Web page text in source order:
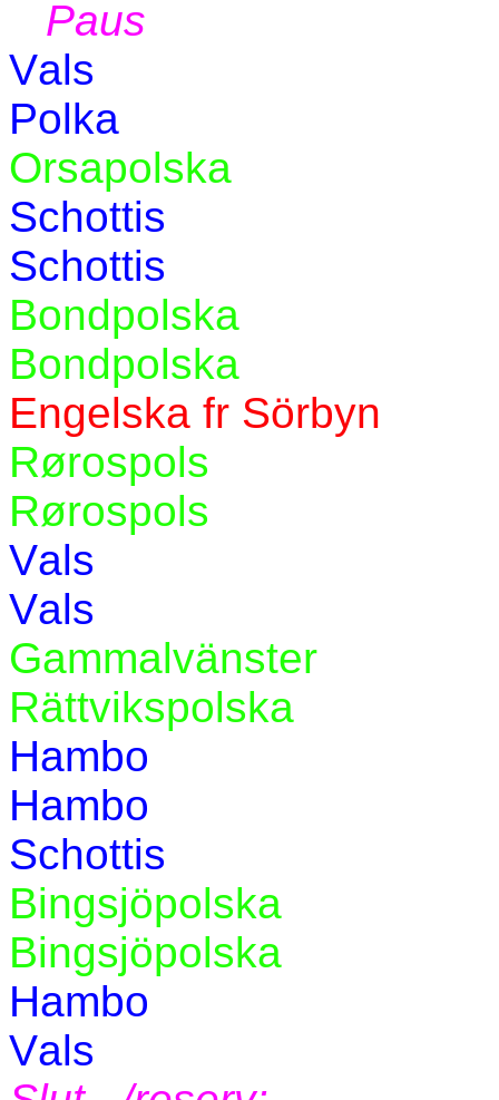
Paus
Vals
Polka
Orsapolska
Schottis
Schottis
Bondpolska
Bondpolska
Engelska fr Sörbyn
Rørospols
Rørospols
Vals
Vals
Gammalvänster
Rättvikspolska
Hambo
Hambo
Schottis
Bingsjöpolska
Bingsjöpolska
Hambo
Vals